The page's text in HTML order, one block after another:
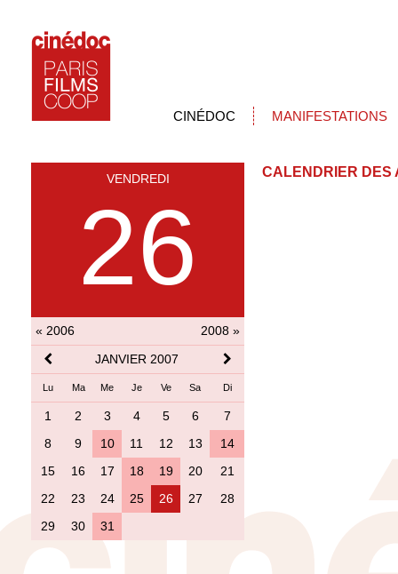
CINÉDOC MANIFESTATIONS
VENDREDI
26
« 2006
2008 »
JANVIER 2007
Lu Ma Me Je Ve Sa Di
1 2 3 4 5 6
7
8
9 10 11 12 13
14
15
16 17 18 19 20
21
22
23 24 25 26 27
28
29
30 31
CALENDRIER DES